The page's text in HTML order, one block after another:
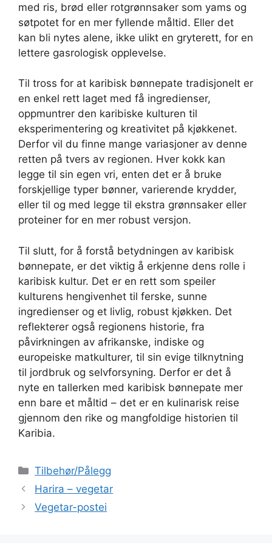
med ris, brød eller rotgrønnsaker som yams og
søtpotet for en mer fyllende måltid. Eller det
kan bli nytes alene, ikke ulikt en gryterett, for en
lettere gasrologisk opplevelse.
Til tross for at karibisk bønnepate tradisjonelt er
en enkel rett laget med få ingredienser,
oppmuntrer den karibiske kulturen til
eksperimentering og kreativitet på kjøkkenet.
Derfor vil du finne mange variasjoner av denne
retten på tvers av regionen. Hver kokk kan
legge til sin egen vri, enten det er å bruke
forskjellige typer bønner, varierende krydder,
eller til og med legge til ekstra grønnsaker eller
proteiner for en mer robust versjon.
Til slutt, for å forstå betydningen av karibisk
bønnepate, er det viktig å erkjenne dens rolle i
karibisk kultur. Det er en rett som speiler
kulturens hengivenhet til ferske, sunne
ingredienser og et livlig, robust kjøkken. Det
reflekterer også regionens historie, fra
påvirkningen av afrikanske, indiske og
europeiske matkulturer, til sin evige tilknytning
til jordbruk og selvforsyning. Derfor er det å
nyte en tallerken med karibisk bønnepate mer
enn bare et måltid – det er en kulinarisk reise
gjennom den rike og mangfoldige historien til
Karibia.
Kategorier
Tilbehør/Pålegg
Harira – vegetar
Vegetar-postei